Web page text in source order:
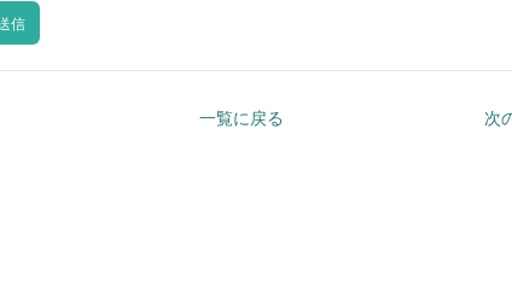
次
一覧に戻る